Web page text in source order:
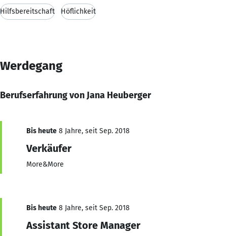
Hilfsbereitschaft Höflichkeit
Werdegang
Berufserfahrung von Jana Heuberger
Bis heute 8 Jahre, seit Sep. 2018
Verkäufer
More&More
Bis heute 8 Jahre, seit Sep. 2018
Assistant Store Manager